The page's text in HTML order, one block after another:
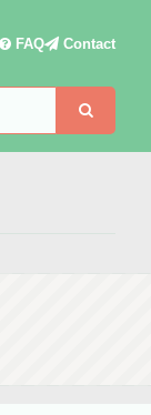
FAQ Contact